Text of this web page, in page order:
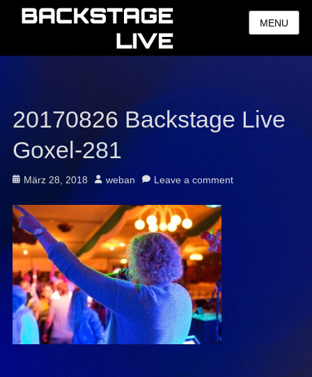
MENU
20170826 Backstage Live
Goxel-281
Posted
März 28, 2018 Author
weban Leave a comment